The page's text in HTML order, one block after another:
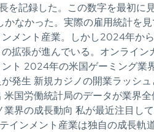
記録した。この数字を最初に
なかった。実際の雇用統計を
メント産業。しかし2024年か
拡張が進んでいる。オンライ
ト 2024年の米国ゲーミング業
発生 新規カジノの開業ラッシ
国労働統計局のデータが業界
界の成長動向 私が最近注目し
インメント産業は独自の成長軌